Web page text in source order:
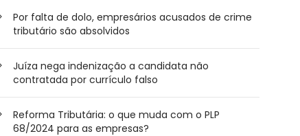
Por falta de dolo, empresários acusados de crime
tributário são absolvidos
Juíza nega indenização a candidata não
contratada por currículo falso
Reforma Tributária: o que muda com o PLP
68/2024 para as empresas?